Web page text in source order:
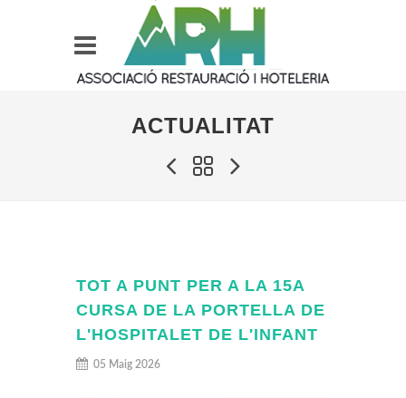
ACTUALITAT
TOT A PUNT PER A LA 15A
CURSA DE LA PORTELLA DE
L'HOSPITALET DE L'INFANT
05 Maig 2026